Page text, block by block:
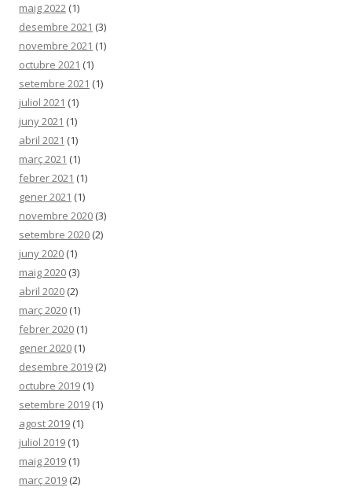
maig 2022 (1)
desembre 2021 (3)
novembre 2021 (1)
octubre 2021 (1)
setembre 2021 (1)
juliol 2021 (1)
juny 2021 (1)
abril 2021 (1)
març 2021 (1)
febrer 2021 (1)
gener 2021 (1)
novembre 2020 (3)
setembre 2020 (2)
juny 2020 (1)
maig 2020 (3)
abril 2020 (2)
març 2020 (1)
febrer 2020 (1)
gener 2020 (1)
desembre 2019 (2)
octubre 2019 (1)
setembre 2019 (1)
agost 2019 (1)
juliol 2019 (1)
maig 2019 (1)
març 2019 (2)